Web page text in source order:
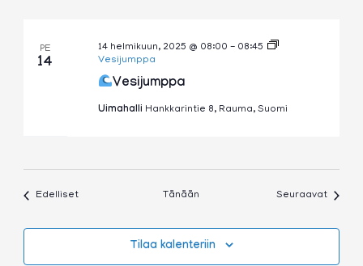
PE
14
Vesijumppa
14 helmikuun, 2025 @ 08:00 - 08:45
Vesijumppa
Uimahalli Hankkarintie 8, Rauma, Suomi
EdellisetTapahtumat Tänään Seuraavat
Tilaa kalenteriin